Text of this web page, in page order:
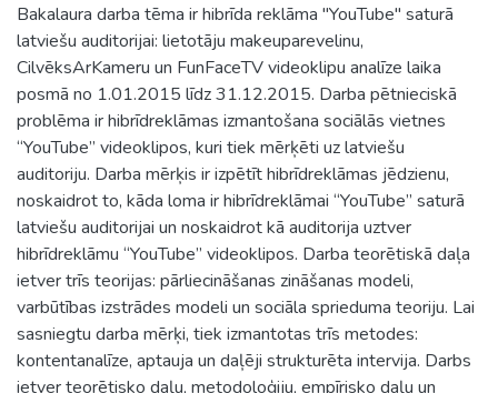
Bakalaura darba tēma ir hibrīda reklāma "YouTube" saturā
latviešu auditorijai: lietotāju makeuparevelinu,
CilvēksArKameru un FunFaceTV videoklipu analīze laika
posmā no 1.01.2015 līdz 31.12.2015. Darba pētnieciskā
problēma ir hibrīdreklāmas izmantošana sociālās vietnes
“YouTube” videoklipos, kuri tiek mērķēti uz latviešu
auditoriju. Darba mērķis ir izpētīt hibrīdreklāmas jēdzienu,
noskaidrot to, kāda loma ir hibrīdreklāmai “YouTube” saturā
latviešu auditorijai un noskaidrot kā auditorija uztver
hibrīdreklāmu “YouTube” videoklipos. Darba teorētiskā daļa
ietver trīs teorijas: pārliecināšanas zināšanas modeli,
varbūtības izstrādes modeli un sociāla sprieduma teoriju. Lai
sasniegtu darba mērķi, tiek izmantotas trīs metodes:
kontentanalīze, aptauja un daļēji strukturēta intervija. Darbs
ietver teorētisko daļu, metodoloģiju, empīrisko daļu un